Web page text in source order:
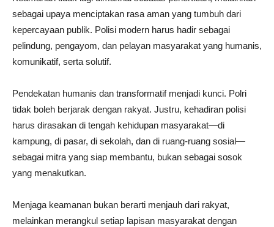
sebagai upaya menciptakan rasa aman yang tumbuh dari
kepercayaan publik. Polisi modern harus hadir sebagai
pelindung, pengayom, dan pelayan masyarakat yang humanis,
komunikatif, serta solutif.
Pendekatan humanis dan transformatif menjadi kunci. Polri
tidak boleh berjarak dengan rakyat. Justru, kehadiran polisi
harus dirasakan di tengah kehidupan masyarakat—di
kampung, di pasar, di sekolah, dan di ruang-ruang sosial—
sebagai mitra yang siap membantu, bukan sebagai sosok
yang menakutkan.
Menjaga keamanan bukan berarti menjauh dari rakyat,
melainkan merangkul setiap lapisan masyarakat dengan